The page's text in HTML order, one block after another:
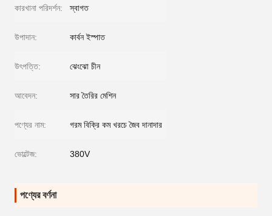
কারখানা পরিদর্শন: স্বাগত
উপাদান: কার্বন ইস্পাত
উৎপত্তি: ঝেংঝো চীন
আবেদন: সার তৈরির মেশিন
পণ্যের নাম: গরম বিক্রি কম খরচে জৈব দানাদার
ভোল্টেজ: 380V
পণ্যের বর্ণনা